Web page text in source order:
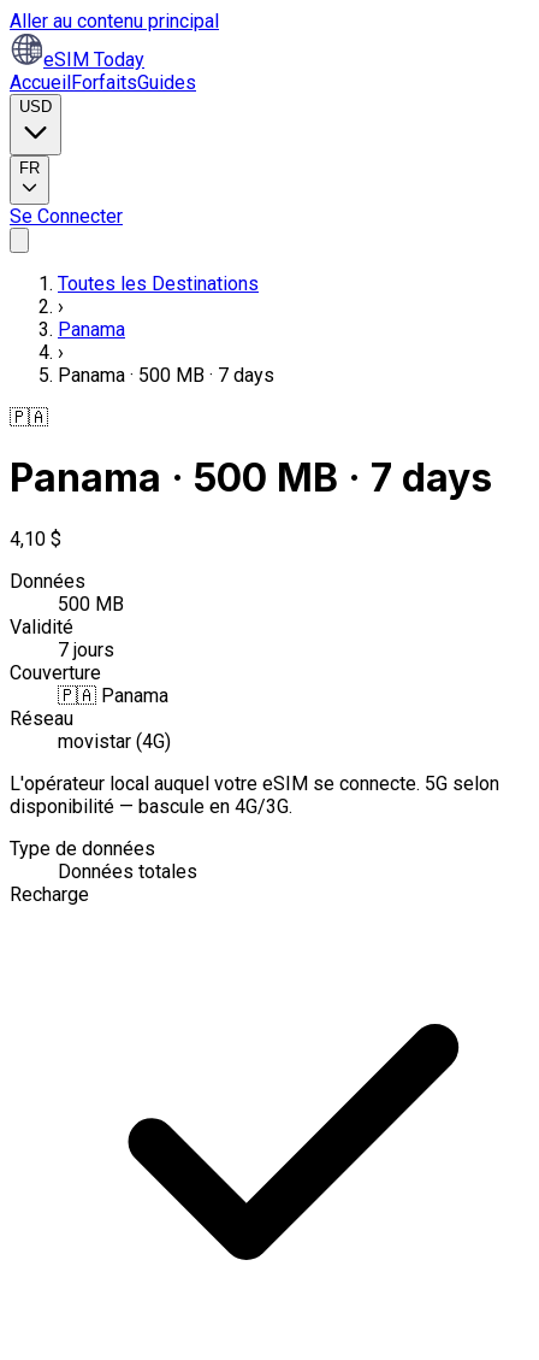
Aller au contenu principal
eSIM Today
AccueilForfaitsGuides
USD
FR
Se Connecter
Toutes les Destinations
›
Panama
›
Panama · 500 MB · 7 days
🇵🇦
Panama · 500 MB · 7 days
4,10 $
Données
500 MB
Validité
7 jours
Couverture
🇵🇦 Panama
Réseau
movistar (4G)
L'opérateur local auquel votre eSIM se connecte. 5G selon
disponibilité — bascule en 4G/3G.
Type de données
Données totales
Recharge